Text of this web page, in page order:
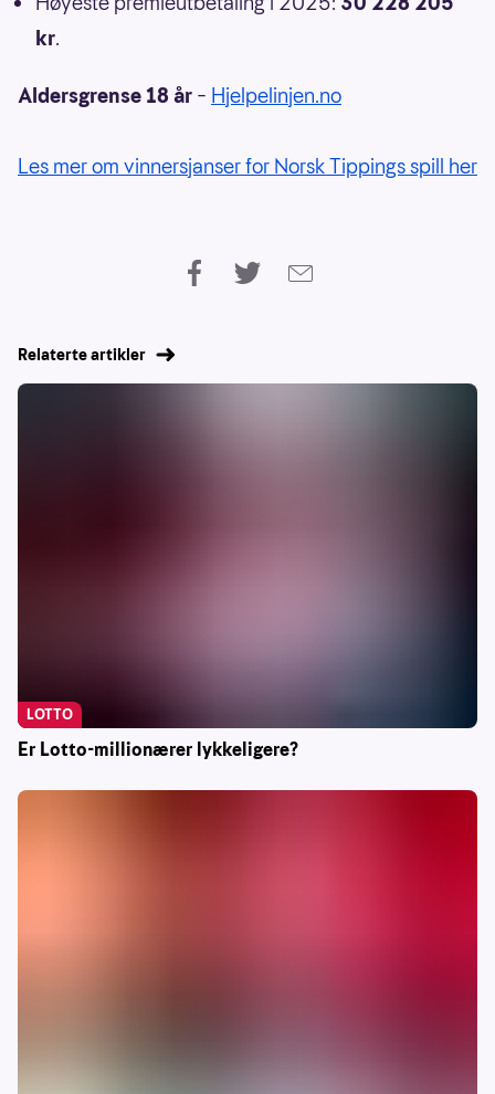
kr.
Aldersgrense 18 år – Hjelpelinjen.no
Les mer om vinnersjanser for Norsk Tippings spill her
Relaterte artikler
Er Lotto-millionærer lykkeligere?
LOTTO